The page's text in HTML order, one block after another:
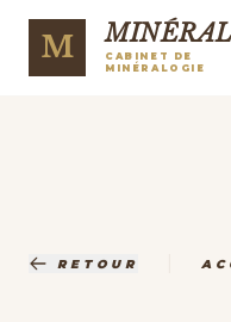
M
CABINET DE
MINÉRALOGIE
RETOUR